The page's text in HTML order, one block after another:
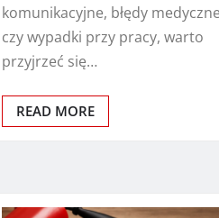
komunikacyjne, błędy medyczne
czy wypadki przy pracy, warto
przyjrzeć się…
READ MORE